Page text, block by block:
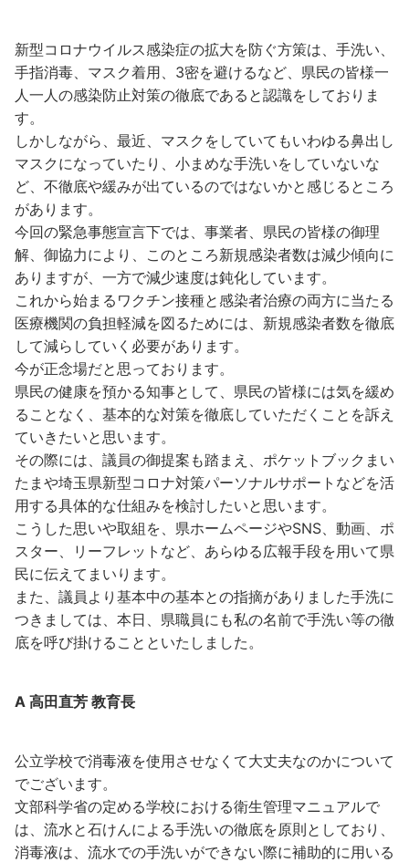
新型コロナウイルス感染症の拡大を防ぐ方策は、手洗い、
手指消毒、マスク着用、3密を避けるなど、県民の皆様一
人一人の感染防止対策の徹底であると認識をしておりま
す。
しかしながら、最近、マスクをしていてもいわゆる鼻出し
マスクになっていたり、小まめな手洗いをしていないな
ど、不徹底や緩みが出ているのではないかと感じるところ
があります。
今回の緊急事態宣言下では、事業者、県民の皆様の御理
解、御協力により、このところ新規感染者数は減少傾向に
ありますが、一方で減少速度は鈍化しています。
これから始まるワクチン接種と感染者治療の両方に当たる
医療機関の負担軽減を図るためには、新規感染者数を徹底
して減らしていく必要があります。
今が正念場だと思っております。
県民の健康を預かる知事として、県民の皆様には気を緩め
ることなく、基本的な対策を徹底していただくことを訴え
ていきたいと思います。
その際には、議員の御提案も踏まえ、ポケットブックまい
たまや埼玉県新型コロナ対策パーソナルサポートなどを活
用する具体的な仕組みを検討したいと思います。
こうした思いや取組を、県ホームページやSNS、動画、ポ
スター、リーフレットなど、あらゆる広報手段を用いて県
民に伝えてまいります。
また、議員より基本中の基本との指摘がありました手洗に
つきましては、本日、県職員にも私の名前で手洗い等の徹
底を呼び掛けることといたしました。
A 高田直芳 教育長
公立学校で消毒液を使用させなくて大丈夫なのかについて
でございます。
文部科学省の定める学校における衛生管理マニュアルで
は、流水と石けんによる手洗いの徹底を原則としており、
消毒液は、流水での手洗いができない際に補助的に用いる